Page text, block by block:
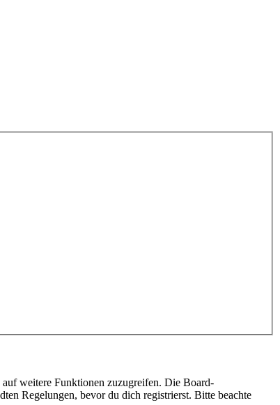
weitere Funktionen zuzugreifen. Die Board-
Regelungen, bevor du dich registrierst. Bitte beachte